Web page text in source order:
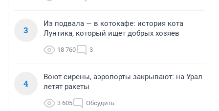
3
Из подвала — в котокафе: история кота
Лунтика, который ищет добрых хозяев
18 760 3
4
Воют сирены, аэропорты закрывают: на Урал
летят ракеты
3 605 Обсудить